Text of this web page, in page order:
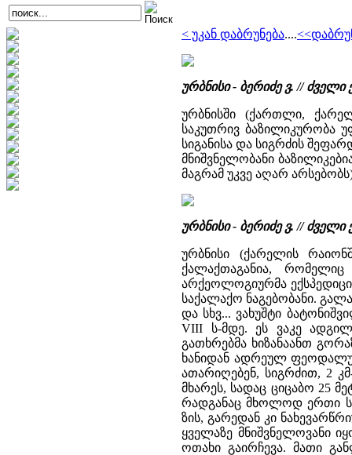
< უკან დაბრუნება....
ურბნისი - ბერიძე ვ. //
ურბნისში (ქართლი,
საკუთრივ ბაზილიკურობა
სიგანისა და სიგრძის
მნიშვნელობანი
მაგრამ უკვე აღარ
ურბნისი - ბერიძე ვ. //
ურბნისი (ქარელის
ქალაქთაგანია, რომელიც
არქეოლოგიურმა
საქალაქო ნაგებობანი.
და სხვ... ვახუშტი
VIII ს-მდე. ეს ვაკე
გათხრებმა ხიზანაანთ
ხანიდან ადრეულ
ათარიღებენ, სიგრძით, 2
მხარეს, სადაც ციცაბო 25
რადგანაც მხოლოდ ერთი
ზის, გარედან კი
ყველაზე მნიშვნელოვანი
ოთახი გაირჩევა. მათი